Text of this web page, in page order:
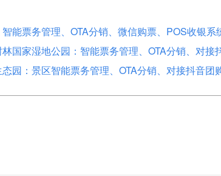
能票务管理、OTA分销、微信购票、POS收银
国家湿地公园：智能票务管理、OTA分销、对接
园：景区智能票务管理、OTA分销、对接抖音团